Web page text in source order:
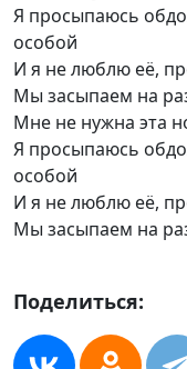
Я просыпаюсь
особой
И я не люблю её,
Мы засыпаем на
Мне не нужна эта
Я просыпаюсь
особой
И я не люблю её,
Мы засыпаем на
Поделиться: